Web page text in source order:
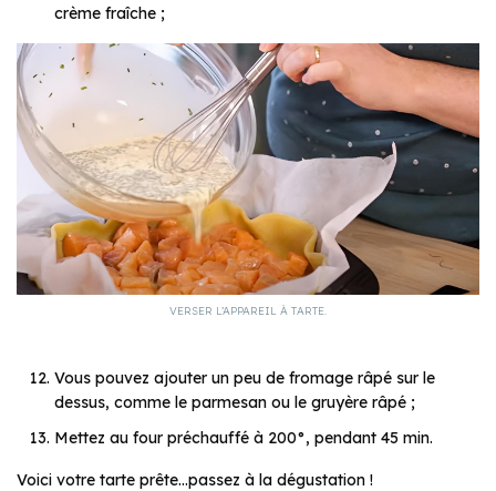
crème fraîche ;
VERSER L’APPAREIL À TARTE.
Vous pouvez ajouter un peu de fromage râpé sur le
dessus, comme le parmesan ou le gruyère râpé ;
Mettez au four préchauffé à 200°, pendant 45 min.
Voici votre tarte prête…passez à la dégustation !